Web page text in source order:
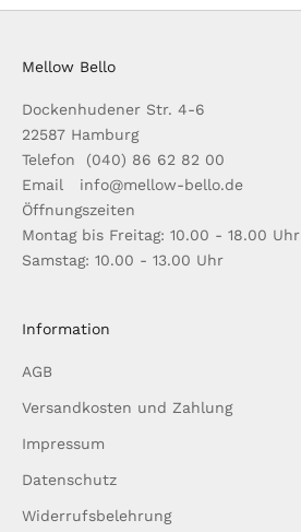
Mellow Bello
Dockenhudener Str. 4-6
22587 Hamburg
Telefon (040) 86 62 82 00
Email info@mellow-bello.de
Öffnungszeiten
Montag bis Freitag: 10.00 - 18.00 Uhr
Samstag: 10.00 - 13.00 Uhr
Information
AGB
Versandkosten und Zahlung
Impressum
Datenschutz
Widerrufsbelehrung